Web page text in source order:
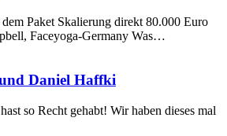
Paket Skalierung direkt 80.000 Euro
Faceyoga-Germany Was…
Daniel Haffki
so Recht gehabt! Wir haben dieses mal